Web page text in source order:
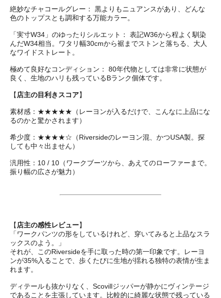
絶妙なチャコールグレー： 黒よりもニュアンスがあり、どんな
色のトップスとも調和する万能カラー。
「実寸W34」のゆったりシルエット： 表記W36から程よく馴染
んだW34相当。ワタリ幅30cmから裾までストンと落ちる、大人
なワイドストレート。
極めて良好なコンディション： 80年代物としては非常に状態が
良く、生地のハリも残っているBランク個体です。
【 店主の目利きスコア】
素材感：★★★★★（レーヨンが入るだけで、こんなに上品にな
るのかと驚かされます）
希少度：★★★★☆（Riversideのレーヨン混、かつUSA製。探
しても中々出ません）
汎用性：10 / 10（ワークブーツから、あえてのローファーまで。
振り幅の広さが魅力）
【 店主の感性レビュー】
「ワークパンツの形をしているけれど、穿いてみると上品なスラ
ックスのよう。」
それが、このRiversideを手に取った時の第一印象です。レーヨ
ンが35%入ることで、歩くたびに生地が揺れる独特の表情が生ま
れます。
ディテールも抜かりなく、Scovillジッパーが静かにヴィンテージ
であることを主張しています。比較的に綺麗な状態で残っている